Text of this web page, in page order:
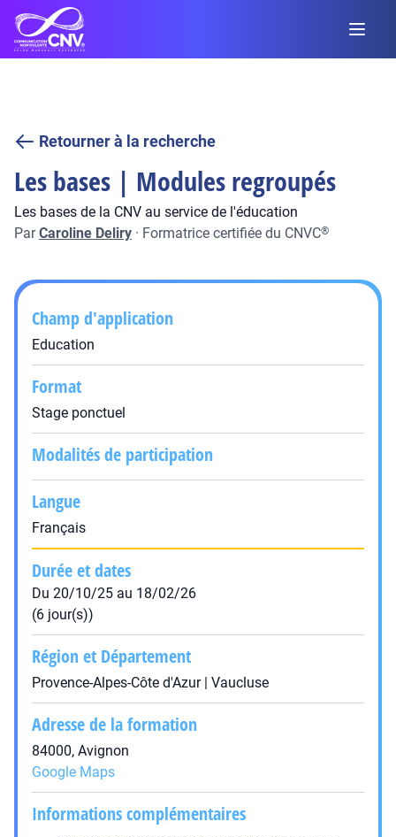
Retourner à la recherche
Les bases | Modules regroupés
Les bases de la CNV au service de l'éducation
ParCaroline Deliry · Formatrice certifiée du CNVC®
Champ d'application
Education
Format
Stage ponctuel
Modalités de participation
Langue
Français
Durée et dates
Du 20/10/25 au 18/02/26
(6 jour(s))
Région et Département
Provence-Alpes-Côte d'Azur | Vaucluse
Adresse de la formation
84000, Avignon
Google Maps
Informations complémentaires